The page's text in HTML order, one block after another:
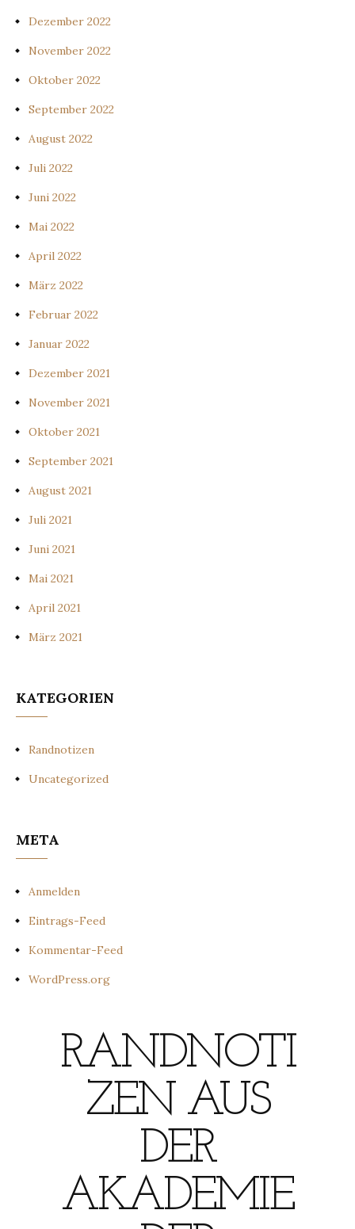
Dezember 2022
November 2022
Oktober 2022
September 2022
August 2022
Juli 2022
Juni 2022
Mai 2022
April 2022
März 2022
Februar 2022
Januar 2022
Dezember 2021
November 2021
Oktober 2021
September 2021
August 2021
Juli 2021
Juni 2021
Mai 2021
April 2021
März 2021
KATEGORIEN
Randnotizen
Uncategorized
META
Anmelden
Eintrags-Feed
Kommentar-Feed
WordPress.org
RANDNOTI
ZEN AUS
DER
AKADEMIE